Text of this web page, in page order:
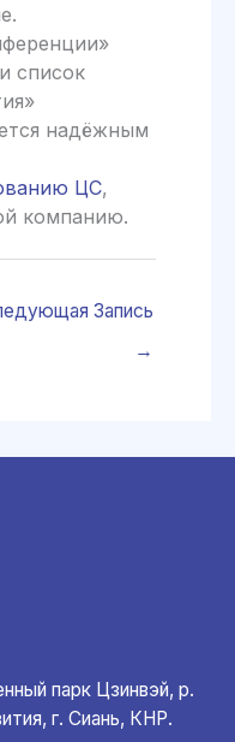
список
надёжным
ЦС,
компанию.
Запись
→
парк Цзинвэй, р.
г. Сиань, КНР.